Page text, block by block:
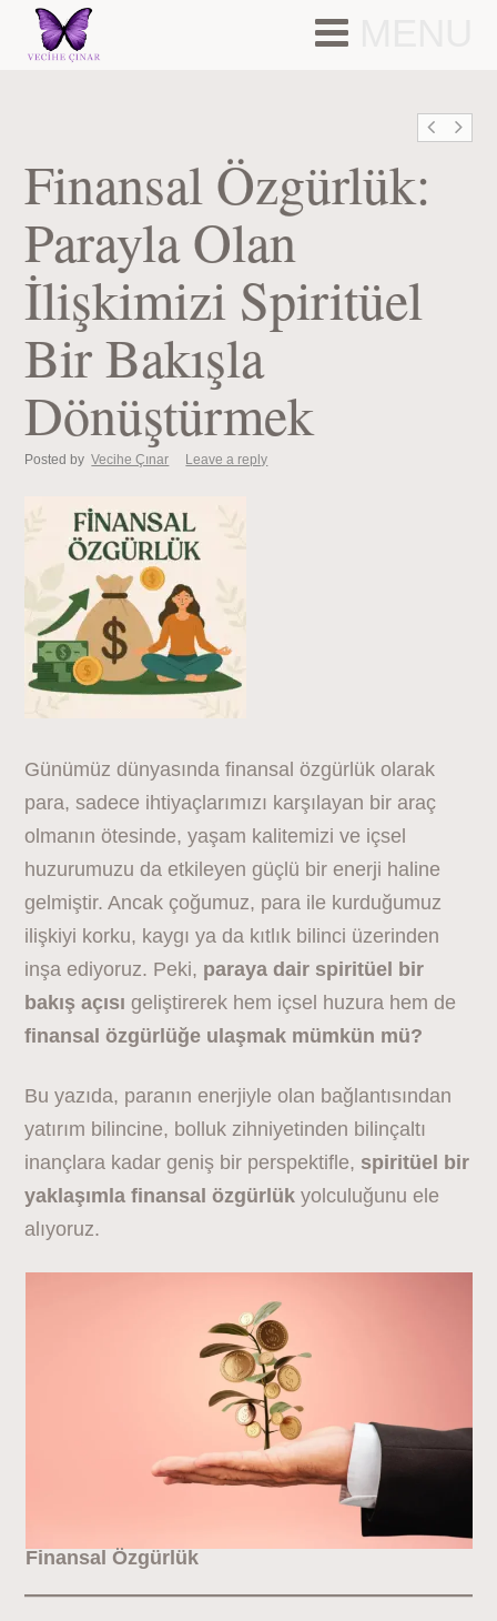
MENU
Finansal Özgürlük:
Parayla Olan
İlişkimizi Spiritüel
Bir Bakışla
Dönüştürmek
Posted by Vecihe Çınar Leave a reply
Günümüz dünyasında finansal özgürlük olarak
para, sadece ihtiyaçlarımızı karşılayan bir araç
olmanın ötesinde, yaşam kalitemizi ve içsel
huzurumuzu da etkileyen güçlü bir enerji haline
gelmiştir. Ancak çoğumuz, para ile kurduğumuz
ilişkiyi korku, kaygı ya da kıtlık bilinci üzerinden
inşa ediyoruz. Peki, paraya dair spiritüel bir
bakış açısı geliştirerek hem içsel huzura hem de
finansal özgürlüğe ulaşmak mümkün mü?
Bu yazıda, paranın enerjiyle olan bağlantısından
yatırım bilincine, bolluk zihniyetinden bilinçaltı
inançlara kadar geniş bir perspektifle, spiritüel bir
yaklaşımla finansal özgürlük yolculuğunu ele
alıyoruz.
Finansal Özgürlük